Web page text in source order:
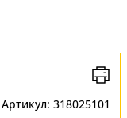
Артикул: 318025101